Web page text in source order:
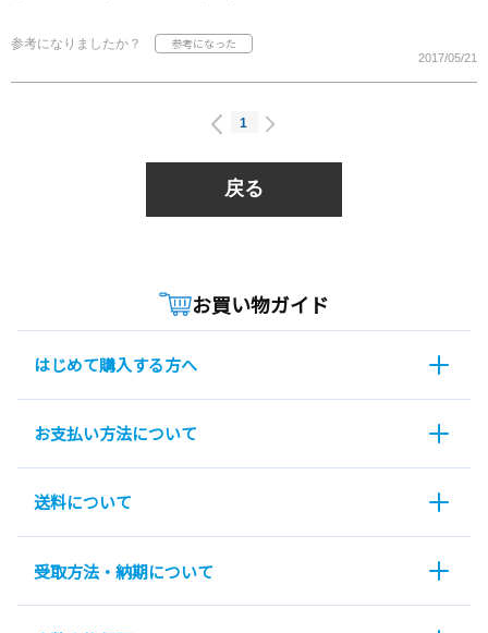
参考になりましたか？
2017/05/21
1
戻る
お買い物ガイド
はじめて購入する方へ
お支払い方法について
送料について
受取方法・納期について